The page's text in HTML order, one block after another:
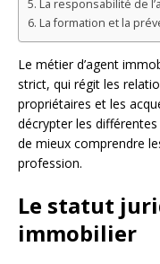
La responsabilité de
La formation et la
Le métier d’agent
strict, qui régit les
propriétaires et les
décrypter les
de mieux comprendre
profession.
Le statut
immobilier